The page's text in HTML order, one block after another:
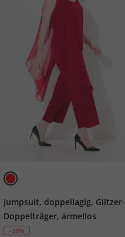
Jumpsuit, doppellagig, Glitzer-
Doppelträger, ärmellos
- 50%